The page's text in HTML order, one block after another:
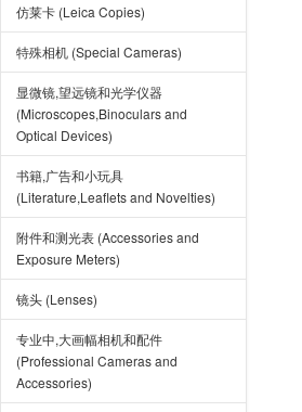
仿莱卡 (Leica Copies)
特殊相机 (Special Cameras)
显微镜,望远镜和光学仪器
(Microscopes,Binoculars and
Optical Devices)
书籍,广告和小玩具
(Literature,Leaflets and Novelties)
附件和测光表 (Accessories and
Exposure Meters)
镜头 (Lenses)
专业中,大画幅相机和配件
(Professional Cameras and
Accessories)